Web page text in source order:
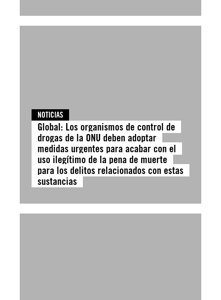
NOTICIAS
Global: Los organismos de control de
drogas de la ONU deben adoptar
medidas urgentes para acabar con el
uso ilegítimo de la pena de muerte
para los delitos relacionados con estas
sustancias